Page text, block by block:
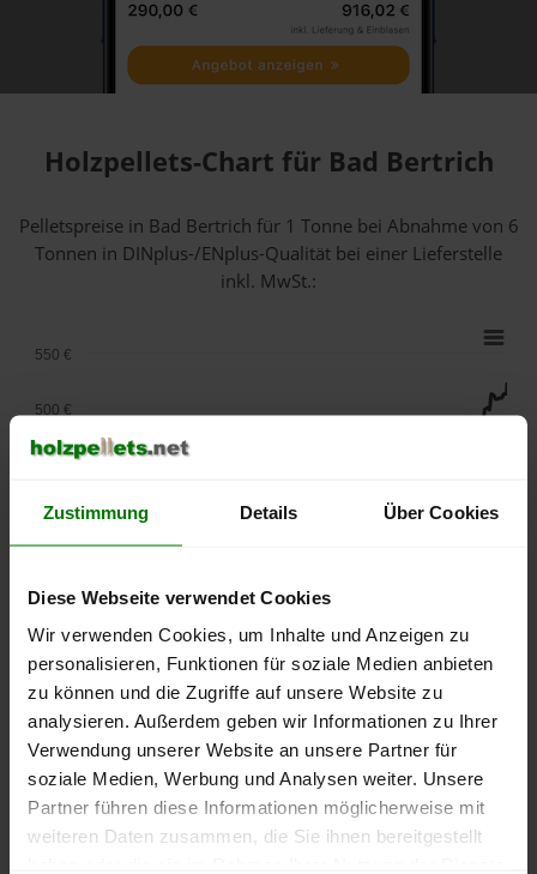
Zustimmung Details Über Cookies
Diese Webseite verwendet Cookies
Wir verwenden Cookies, um Inhalte und Anzeigen zu
personalisieren, Funktionen für soziale Medien anbieten
zu können und die Zugriffe auf unsere Website zu
analysieren. Außerdem geben wir Informationen zu Ihrer
Verwendung unserer Website an unsere Partner für
soziale Medien, Werbung und Analysen weiter. Unsere
Partner führen diese Informationen möglicherweise mit
weiteren Daten zusammen, die Sie ihnen bereitgestellt
Holzpellets-Chart für Bad Bertrich
Pelletspreise in Bad Bertrich für 1 Tonne bei Abnahmevon 6
Tonnen in DINplus-/ENplus-Qualität bei einer Lieferstelle
inkl. MwSt.:
lose Ware Sackware
September
2025
Januar
2026
Mai
2026
250 €
300 €
400 €
500 €
550 €
Die aktuelle Preisentwicklung für Holzpellets in Deutschland
können Sie jederzeit auf unsererPelletspreise-Seite